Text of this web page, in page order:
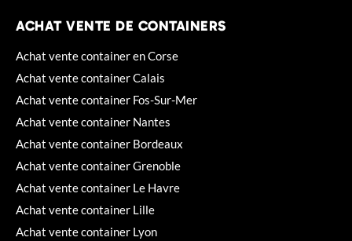
ACHAT VENTE DE CONTAINERS
Achat vente container en Corse
Achat vente container Calais
Achat vente container Fos-Sur-Mer
Achat vente container Nantes
Achat vente container Bordeaux
Achat vente container Grenoble
Achat vente container Le Havre
Achat vente container Lille
Achat vente container Lyon